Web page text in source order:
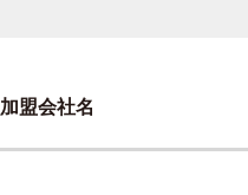
加盟会社名